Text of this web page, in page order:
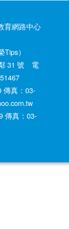
育網路中心
）
31 號 電
傳真：03-
傳真：03-